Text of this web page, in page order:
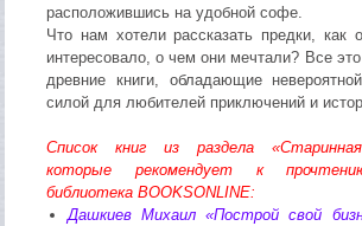
расположившись на удобной софе.
Что нам хотели рассказать предки, как
интересовало, о чем они мечтали? Все
древние книги, обладающие
силой для любителей приключений и
Список книг из раздела
которые рекомендует к
библиотека BOOKSONLINE:
Дашкиев Михаил «Построй свой